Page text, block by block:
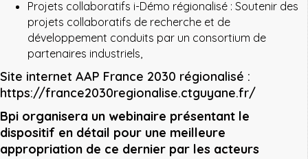
Projets collaboratifs i-Démo régionalisé : Soutenir des
projets collaboratifs de recherche et de
développement conduits par un consortium de
partenaires industriels,
Site internet AAP France 2030 régionalisé :
https://france2030regionalise.ctguyane.fr/
Bpi organisera un webinaire présentant le
dispositif en détail pour une meilleure
appropriation de ce dernier par les acteurs